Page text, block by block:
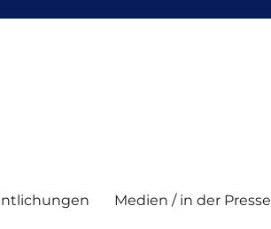
Medien / in der Presse